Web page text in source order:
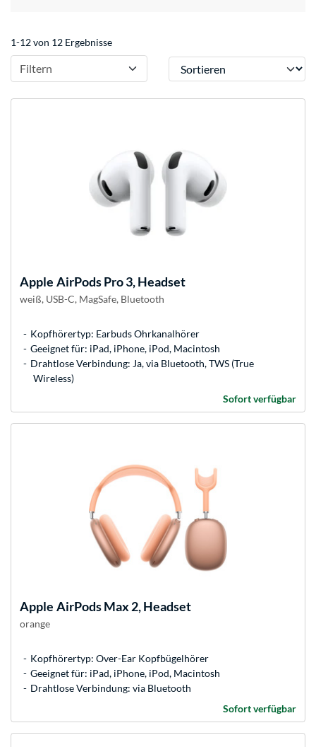
1-12 von 12 Ergebnisse
Filtern Sortieren
Apple AirPods Pro 3, Headset
weiß, USB-C, MagSafe, Bluetooth
Kopfhörertyp: Earbuds Ohrkanalhörer
Geeignet für: iPad, iPhone, iPod, Macintosh
Drahtlose Verbindung: Ja, via Bluetooth, TWS (True
Wireless)
Sofort verfügbar
Apple AirPods Max 2, Headset
orange
Kopfhörertyp: Over-Ear Kopfbügelhörer
Geeignet für: iPad, iPhone, iPod, Macintosh
Drahtlose Verbindung: via Bluetooth
Sofort verfügbar